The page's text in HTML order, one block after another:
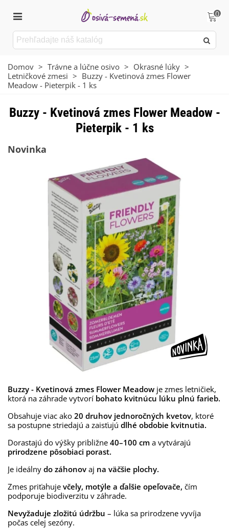
0
Domov > Trávne a lúčne osivo > Okrasné lúky >
Letničkové zmesi > Buzzy - Kvetinová zmes Flower
Meadow - Pieterpik - 1 ks
Buzzy - Kvetinová zmes Flower Meadow -
Pieterpik - 1 ks
Novinka
Buzzy - Kvetinová zmes Flower Meadow je zmes letničiek,
ktorá na záhrade vytvorí bohato kvitnúcu lúku plnú farieb.
Obsahuje viac ako 20 druhov jednoročných kvetov, ktoré
sa postupne striedajú a zaisťujú dlhé obdobie kvitnutia.
Dorastajú do výšky približne 40–100 cm a vytvárajú
prirodzene pôsobiaci porast.
Je ideálny do záhonov aj na väčšie plochy.
Zmes priťahuje včely, motýle a ďalšie opeľovače, čím
podporuje biodiverzitu v záhrade.
Nevyžaduje zložitú údržbu – lúka sa prirodzene vyvíja
počas celej sezóny.